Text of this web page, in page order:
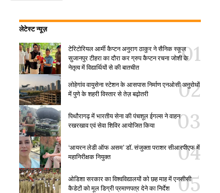
लेटेस्ट न्यूज़
टेरिटोरियल आर्मी कैप्टन अनुराग ठाकुर ने सैनिक स्कूल
सुजानपुर टीहरा का दौरा कर ग्रुप कैप्टन रचना जोशी के
नेतृत्व में विद्यार्थियों से की बातचीत
लोहेगांव वायुसेना स्टेशन के आसपास निर्माण एनओसी अनुरोधों
में पुणे के शहरी विस्तार से तेज़ बढ़ोतरी
पिथौरागढ़ में भारतीय सेना की पंचशूल ईगल्स ने वाहन
रखरखाव एवं सेवा शिविर आयोजित किया
‘आयरन लेडी ऑफ असम’ डॉ. संजुक्ता पराशर सीआरपीएफ में
महानिरीक्षक नियुक्त
ओडिशा सरकार का विश्वविद्यालयों को छह माह में एनसीसी
कैडेटों को मूल डिग्री प्रमाणपत्र देने का निर्देश